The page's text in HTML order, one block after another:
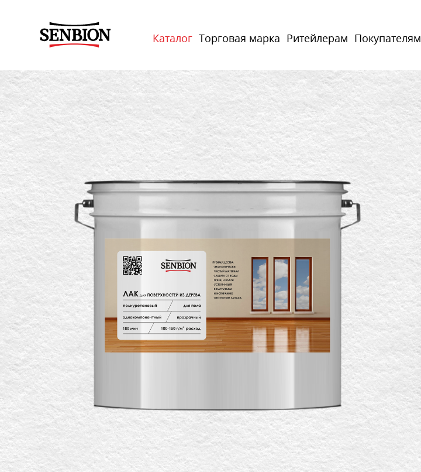
Каталог Торговая марка Ритейлерам Покупателям